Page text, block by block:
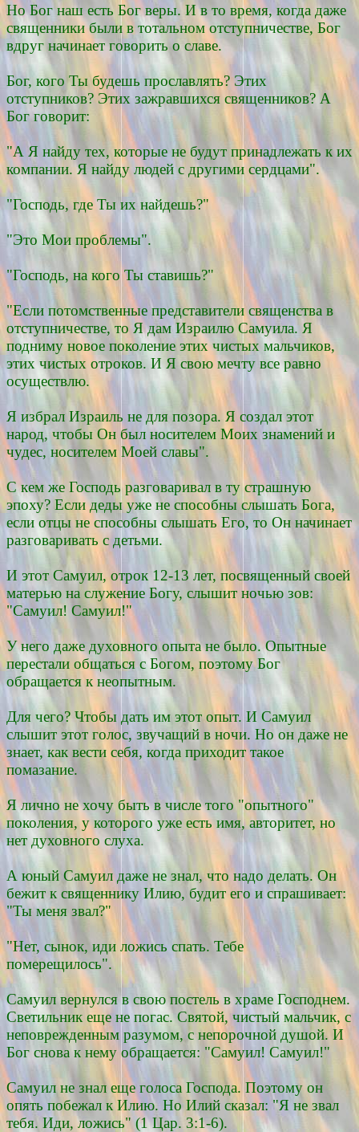
Но Бог наш есть Бог веры. И в то время, когда даже
священники были в тотальном отступничестве, Бог
вдруг начинает говорить о славе.
Бог, кого Ты будешь прославлять? Этих
отступников? Этих зажравшихся священников? А
Бог говорит:
"А Я найду тех, которые не будут принадлежать к их
компании. Я найду людей с другими сердцами".
"Господь, где Ты их найдешь?"
"Это Мои проблемы".
"Господь, на кого Ты ставишь?"
"Если потомственные представители священства в
отступничестве, то Я дам Израилю Самуила. Я
подниму новое поколение этих чистых мальчиков,
этих чистых отроков. И Я свою мечту все равно
осуществлю.
Я избрал Израиль не для позора. Я создал этот
народ, чтобы Он был носителем Моих знамений и
чудес, носителем Моей славы".
С кем же Господь разговаривал в ту страшную
эпоху? Если деды уже не способны слышать Бога,
если отцы не способны слышать Его, то Он начинает
разговаривать с детьми.
И этот Самуил, отрок 12-13 лет, посвященный своей
матерью на служение Богу, слышит ночью зов:
"Самуил! Самуил!"
У него даже духовного опыта не было. Опытные
перестали общаться с Богом, поэтому Бог
обращается к неопытным.
Для чего? Чтобы дать им этот опыт. И Самуил
слышит этот голос, звучащий в ночи. Но он даже не
знает, как вести себя, когда приходит такое
помазание.
Я лично не хочу быть в числе того "опытного"
поколения, у которого уже есть имя, авторитет, но
нет духовного слуха.
А юный Самуил даже не знал, что надо делать. Он
бежит к священнику Илию, будит его и спрашивает:
"Ты меня звал?"
"Нет, сынок, иди ложись спать. Тебе
померещилось".
Самуил вернулся в свою постель в храме Господнем.
Светильник еще не погас. Святой, чистый мальчик, с
неповрежденным разумом, с непорочной душой. И
Бог снова к нему обращается: "Самуил! Самуил!"
Самуил не знал еще голоса Господа. Поэтому он
опять побежал к Илию. Но Илий сказал: "Я не звал
тебя. Иди, ложись" (1 Цар. 3:1-6).